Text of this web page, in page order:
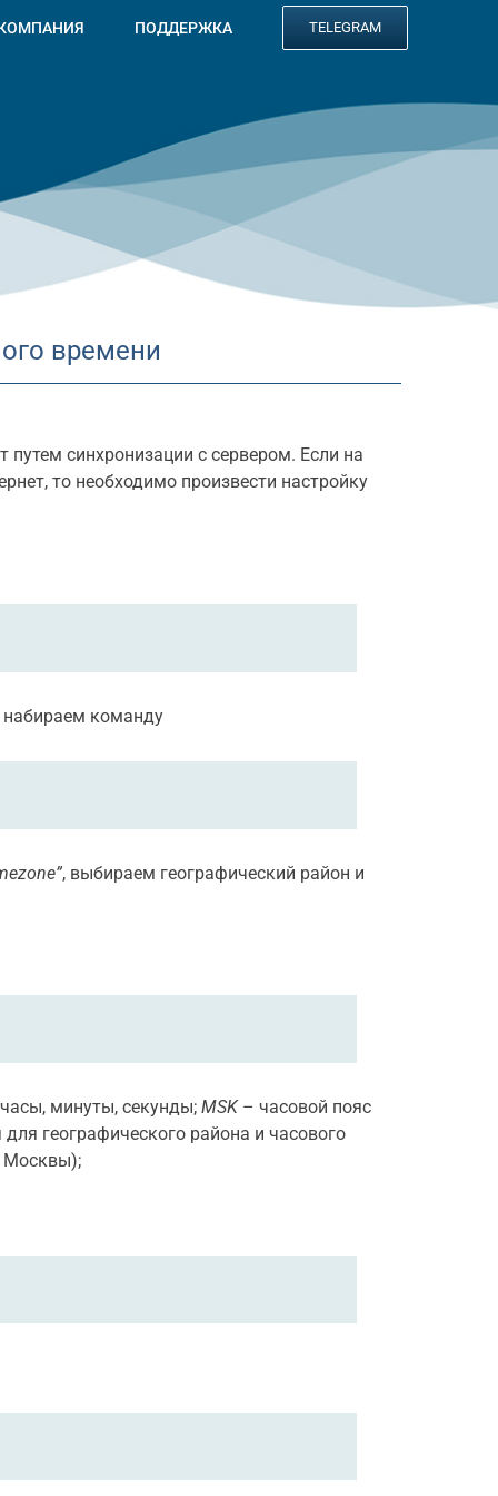
ПОДДЕРЖКА TELEGRAM
времени
синхронизации с сервером. Если на
то необходимо произвести настройку
набираем команду
, выбираем географический район и
минуты, секунды;MSK – часовой пояс
географического района и часового
Москвы);